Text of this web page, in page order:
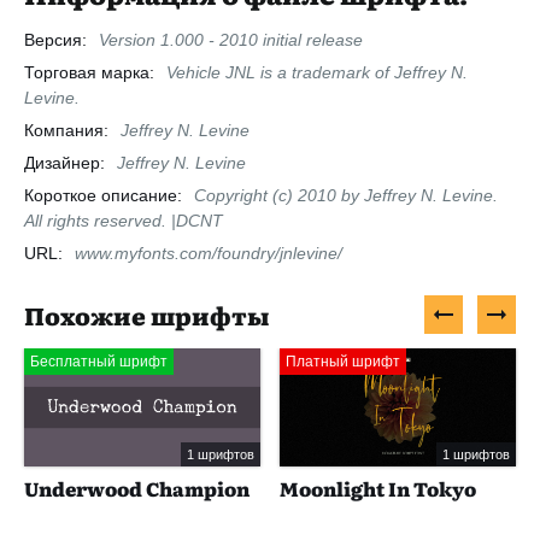
Версия:
Version 1.000 - 2010 initial release
Торговая марка:
Vehicle JNL is a trademark of Jeffrey N.
Levine.
Компания:
Jeffrey N. Levine
Дизайнер:
Jeffrey N. Levine
Короткое описание:
Copyright (c) 2010 by Jeffrey N. Levine.
All rights reserved. |DCNT
URL:
www.myfonts.com/foundry/jnlevine/
Похожие шрифты
Бесплатный шрифт
1 шрифтов
Underwood Champion
Платный шрифт
1 шрифтов
Moonlight In Tokyo